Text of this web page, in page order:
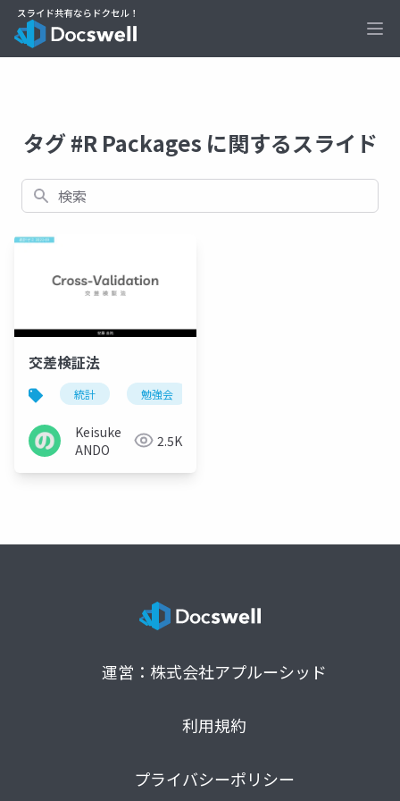
タグ #R Packages に関するスライド
検索
交差検証法
統計 勉強会
Keisuke
ANDO
2.5K
運営：株式会社アプルーシッド
利用規約
プライバシーポリシー